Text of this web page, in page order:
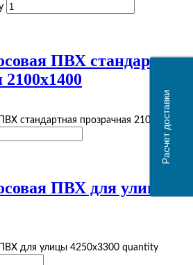
ПВХ стандартная
стандартная прозрачная 2100х1400
ПВХ для улицы
для улицы 4250х3300 quantity
Расчет доставки